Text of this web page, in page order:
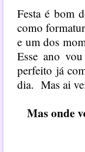
Festa é bom
como
e um dos
Esse ano
perfeito já
dia. Mas ai
Mas onde